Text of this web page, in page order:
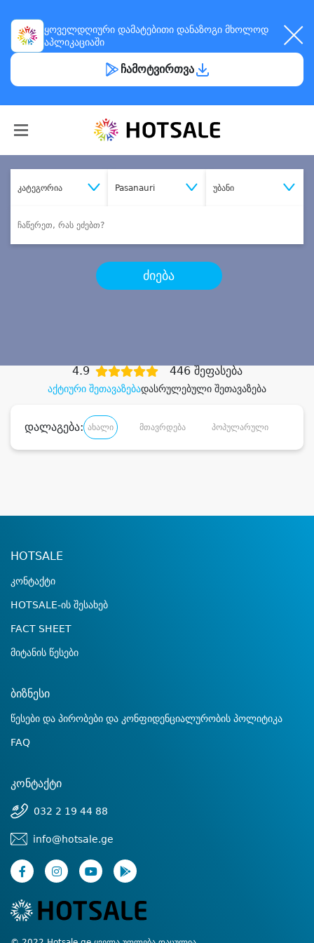
ყოველდღიური დამატებითი დანაზოგი მხოლოდ
აპლიკაციაში
ჩამოტვირთვა
კატეგორია Pasanauri უბანი
ძიება
აქტიური შეთავაზებადასრულებული შეთავაზება
4.9 446 შეფასება
დალაგება: ახალი მთავრდება პოპულარული
HOTSALE
კონტაქტი
HOTSALE-ის შესახებ
FACT SHEET
მიტანის წესები
ბიზნესი
წესები და პირობები და კონფიდენციალურობის პოლიტიკა
FAQ
კონტაქტი
032 2 19 44 88
info@hotsale.ge